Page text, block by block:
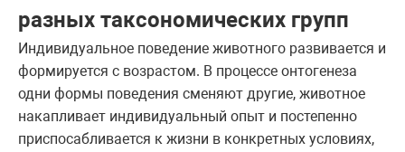
разных таксономических групп
Индивидуальное поведение животного развивается и
формируется с возрастом. В процессе онтогенеза
одни формы поведения сменяют другие, животное
накапливает индивидуальный опыт и постепенно
приспосабливается к жизни в конкретных условиях,